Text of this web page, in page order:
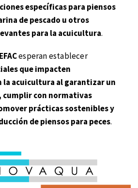
específicas para piensos
de pescado u otros
para la acuicultura.
esperan establecer
que impacten
acuicultura al garantizar un
con normativas
prácticas sostenibles y
de piensos para peces.